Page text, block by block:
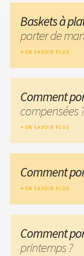
Baskets à
porter de
EN SAVOIR PLUS
Comment
compensées
EN SAVOIR PLUS
Comment
EN SAVOIR PLUS
Comment
printemps ?